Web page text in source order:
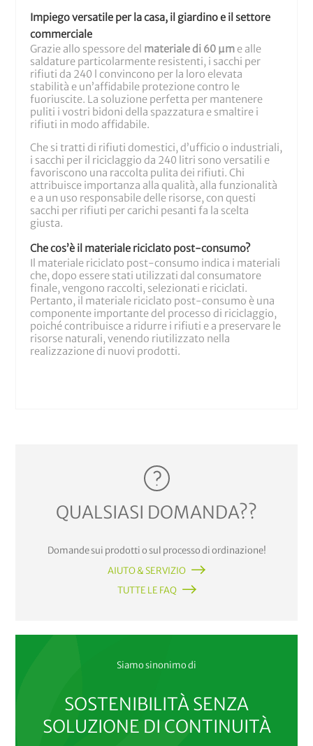
Impiego versatile per la casa, il giardino e il settore
commerciale
Grazie allo spessore del materiale di 60 µm e alle
saldature particolarmente resistenti, i sacchi per
rifiuti da 240 l convincono per la loro elevata
stabilità e un’affidabile protezione contro le
fuoriuscite. La soluzione perfetta per mantenere
puliti i vostri bidoni della spazzatura e smaltire i
rifiuti in modo affidabile.
Che si tratti di rifiuti domestici, d’ufficio o industriali,
i sacchi per il riciclaggio da 240 litri sono versatili e
favoriscono una raccolta pulita dei rifiuti. Chi
attribuisce importanza alla qualità, alla funzionalità
e a un uso responsabile delle risorse, con questi
sacchi per rifiuti per carichi pesanti fa la scelta
giusta.
Che cos’è il materiale riciclato post-consumo?
Il materiale riciclato post-consumo indica i materiali
che, dopo essere stati utilizzati dal consumatore
finale, vengono raccolti, selezionati e riciclati.
Pertanto, il materiale riciclato post-consumo è una
componente importante del processo di riciclaggio,
poiché contribuisce a ridurre i rifiuti e a preservare le
risorse naturali, venendo riutilizzato nella
realizzazione di nuovi prodotti.
QUALSIASI DOMANDA??
Domande sui prodotti o sul processo di ordinazione!
AIUTO & SERVIZIO
TUTTE LE FAQ
Siamo sinonimo di
SOSTENIBILITÀ SENZA
SOLUZIONE DI CONTINUITÀ